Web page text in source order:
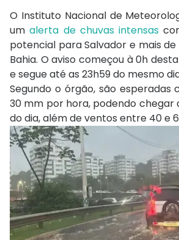
O Instituto Nacional de
umalerta de chuvas intensas
potencial para Salvador e mais de
Bahia. O aviso começou à 0h
e segue até as 23h59 do mesmo
Segundo o órgão, são esperadas
30 mm por hora, podendo chegar
do dia, além de ventos entre 40 e